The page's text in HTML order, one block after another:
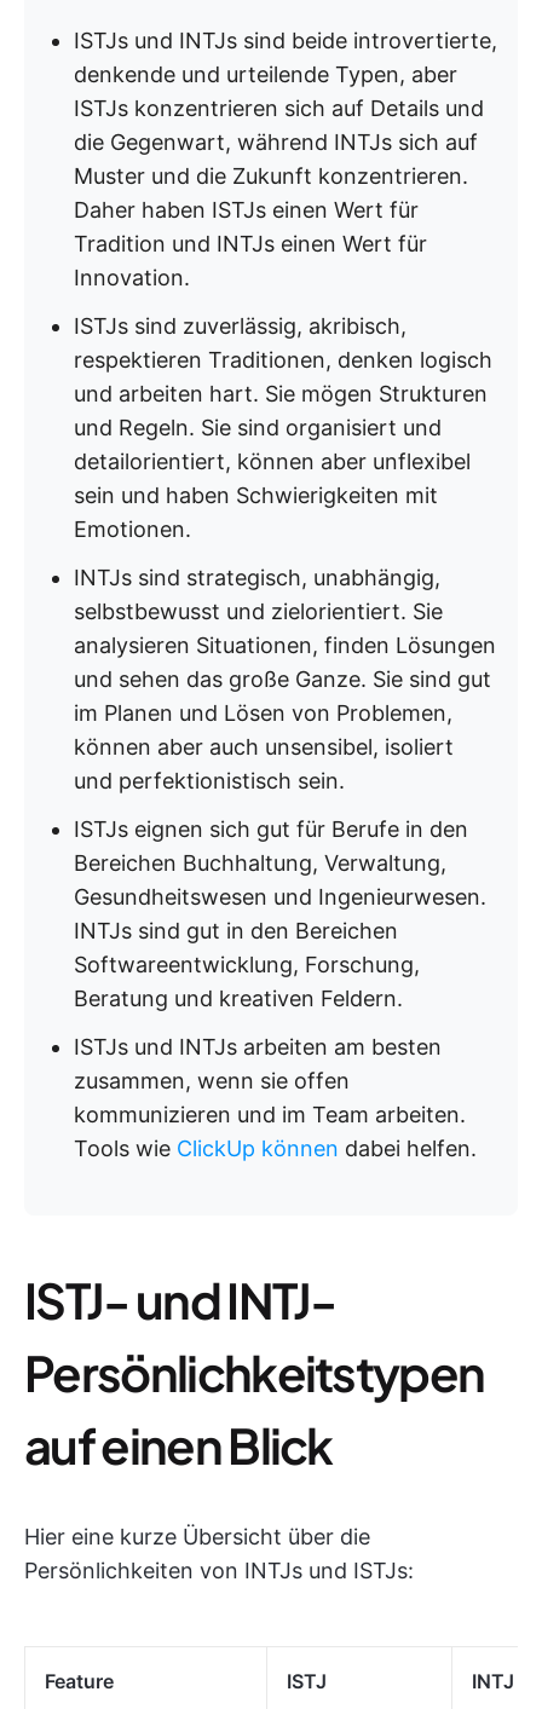
ISTJs und INTJs sind beide introvertierte,
denkende und urteilende Typen, aber
ISTJs konzentrieren sich auf Details und
die Gegenwart, während INTJs sich auf
Muster und die Zukunft konzentrieren.
Daher haben ISTJs einen Wert für
Tradition und INTJs einen Wert für
Innovation.
ISTJs sind zuverlässig, akribisch,
respektieren Traditionen, denken logisch
und arbeiten hart. Sie mögen Strukturen
und Regeln. Sie sind organisiert und
detailorientiert, können aber unflexibel
sein und haben Schwierigkeiten mit
Emotionen.
INTJs sind strategisch, unabhängig,
selbstbewusst und zielorientiert. Sie
analysieren Situationen, finden Lösungen
und sehen das große Ganze. Sie sind gut
im Planen und Lösen von Problemen,
können aber auch unsensibel, isoliert
und perfektionistisch sein.
ISTJs eignen sich gut für Berufe in den
Bereichen Buchhaltung, Verwaltung,
Gesundheitswesen und Ingenieurwesen.
INTJs sind gut in den Bereichen
Softwareentwicklung, Forschung,
Beratung und kreativen Feldern.
ISTJs und INTJs arbeiten am besten
zusammen, wenn sie offen
kommunizieren und im Team arbeiten.
Tools wie ClickUp können dabei helfen.
ISTJ- und INTJ-
Persönlichkeitstypen
auf einen Blick
Hier eine kurze Übersicht über die
Persönlichkeiten von INTJs und ISTJs:
Feature ISTJ INTJ